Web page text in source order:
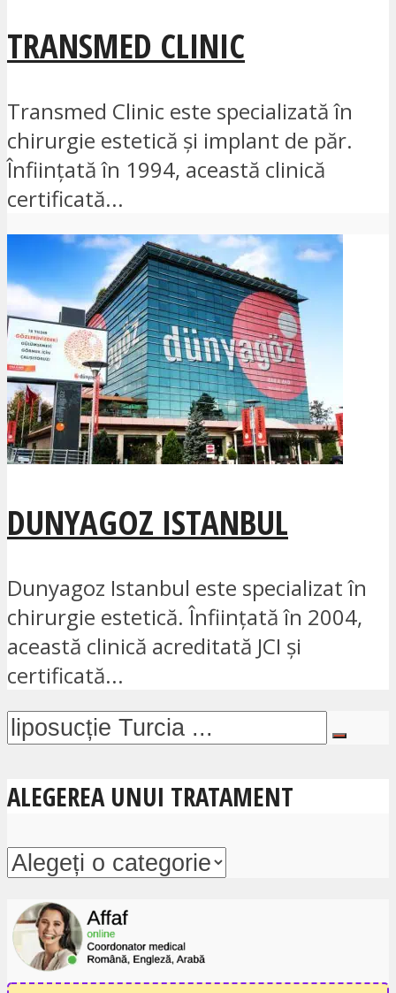
TRANSMED CLINIC
Transmed Clinic este specializată în
chirurgie estetică și implant de păr.
Înființată în 1994, această clinică
certificată...
DUNYAGOZ ISTANBUL
Dunyagoz Istanbul este specializat în
chirurgie estetică. Înființată în 2004,
această clinică acreditată JCI și
certificată...
ALEGEREA UNUI TRATAMENT